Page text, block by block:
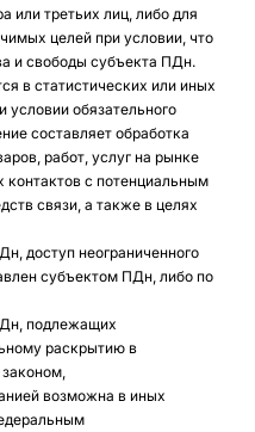
или третьих лиц, либо для
целей при условии, что
и свободы субъекта ПДн.
в статистических или иных
условии обязательного
составляет обработка
работ, услуг на рынке
с потенциальным
связи, а также в целях
доступ неограниченного
субъектом ПДн, либо по
подлежащих
раскрытию в
возможна в иных